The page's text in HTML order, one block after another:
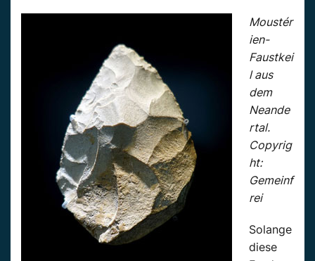
Moustér
ien-
Faustkei
l aus
dem
Neande
rtal.
Copyrig
ht:
Gemeinf
rei
Solange
diese